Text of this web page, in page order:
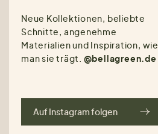
Neue Kollektionen, beliebte
Schnitte, angenehme
Materialien und Inspiration, wie
man sie trägt. @bellagreen.de
Auf Instagram folgen